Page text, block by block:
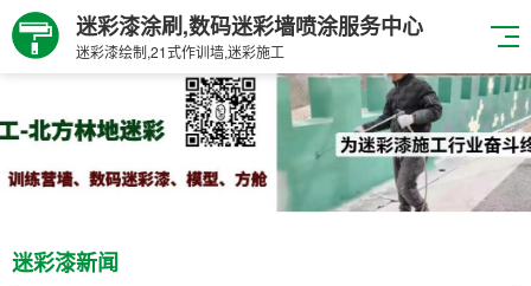
迷彩漆涂刷,数码迷彩墙喷涂服务中心
迷彩漆绘制,21式作训墙,迷彩施工
迷彩漆新闻